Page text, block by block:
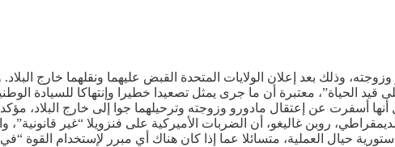
وذلك بعد إعلان الولايات المتحدة القبض عليهما ونقلهما خارج
الحياة”، معتبرة أن ما جرى يمثل تصعيدا خطيرا وإنتهاكا للسيادة
أسفرت عن إعتقال مادورو وزوجته وترحيلهما جوا إلى خارج البلاد،
روبن غاليغو، أن الضربات الأميركية على فنزويلا “غير
حيال العملية، متسائلا عما إذا كان هناك أي مبرر لإستخدام القوة